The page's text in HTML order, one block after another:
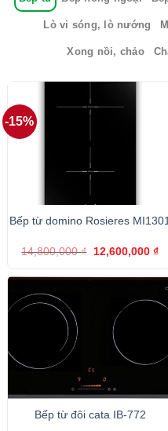
Lò vi sóng, lò nướng
Xong nồi, chảo
-15%
Bếp từ domino Rosieres
14,800,000₫
Giá
gốc
14,800,000 ₫.
12,600,000 ₫
Bếp từ đôi cata IB-772